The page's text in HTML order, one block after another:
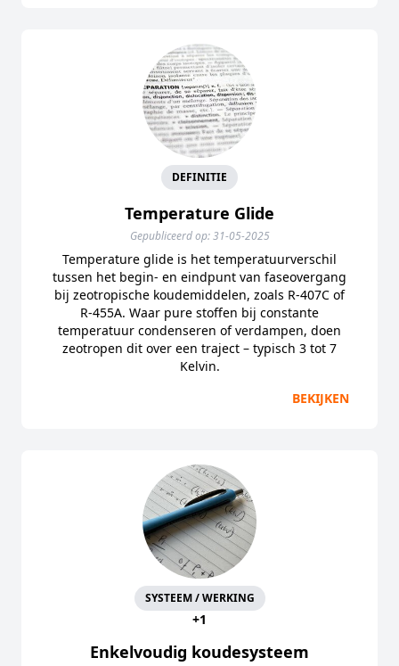
DEFINITIE
Temperature Glide
Gepubliceerd op: 31-05-2025
Temperature glide is het temperatuurverschil
tussen het begin- en eindpunt van faseovergang
bij zeotropische koudemiddelen, zoals R-407C of
R-455A. Waar pure stoffen bij constante
temperatuur condenseren of verdampen, doen
zeotropen dit over een traject – typisch 3 tot 7
Kelvin.
BEKIJKEN
SYSTEEM / WERKING
+1
Enkelvoudig koudesysteem